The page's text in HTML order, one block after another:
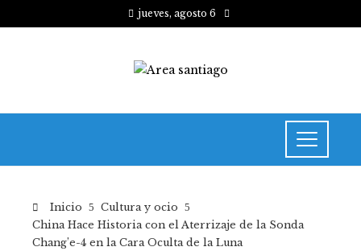
jueves, agosto 6
Inicio
Cultura y ocio
China Hace Historia con el Aterrizaje de la Sonda
Chang’e-4 en la Cara Oculta de la Luna